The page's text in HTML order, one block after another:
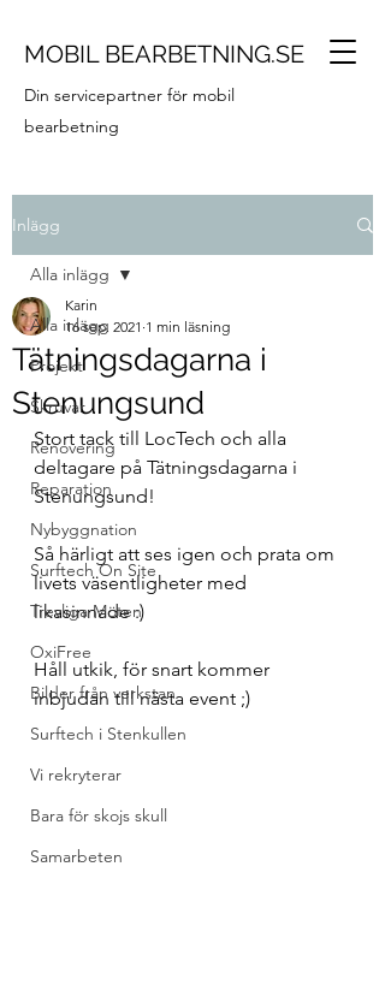
MOBIL BEARBETNING.SE
Din servicepartner för mobil
bearbetning
Inlägg
Alla inlägg
Projekt
Skruvar
Renovering
Reparation
Nybyggnation
Surftech On Site
Trevliga Möten
OxiFree
Bilder från verkstan
Surftech i Stenkullen
Vi rekryterar
Bara för skojs skull
Samarbeten
Alla inlägg
Tätningsdagarna i
Stenungsund
Karin
16 sep. 2021 1 min läsning
Stort tack till LocTech och alla
deltagare på Tätningsdagarna i
Stenungsund!
Så härligt att ses igen och prata om
livets väsentligheter med
likasinnade :)
Håll utkik, för snart kommer
inbjudan till nästa event ;)